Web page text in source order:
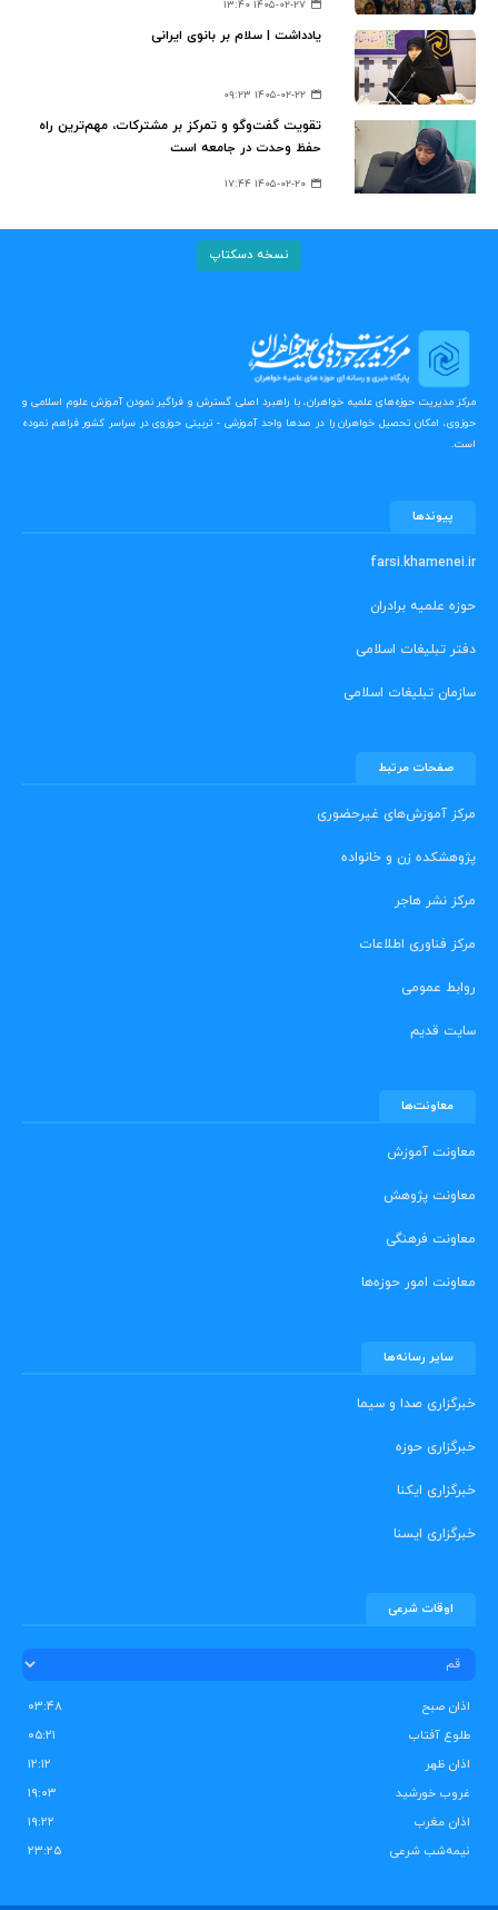
۱۴۰۵-۰۲-۲۷ ۱۳:۴۰
یادداشت | سلام بر بانوی ایرانی
۱۴۰۵-۰۲-۲۲ ۰۹:۲۳
تقویت گفت‌وگو و تمرکز بر مشترکات، مهم‌ترین راه
حفظ وحدت در جامعه است
۱۴۰۵-۰۲-۲۰ ۱۷:۴۴
نسخه دسکتاپ
مرکز مدیریت حوزه‌های علمیه خواهران، با راهبرد اصلی گسترش و فراگیر نمودن آموزش علوم اسلامی و
حوزوی، امکان تحصیل خواهران را در صدها واحد آموزشی - تربیتی حوزوی در سراسر کشور فراهم نموده
است.
پیوندها
farsi.khamenei.ir
حوزه علمیه برادران
دفتر تبلیغات اسلامی
سازمان تبلیغات اسلامی
صفحات مرتبط
مرکز آموزش‌های غیرحضوری
پژوهشکده زن و خانواده
مرکز نشر هاجر
مرکز فناوری اطلاعات
روابط عمومی
سایت قدیم
معاونت‌ها
معاونت آموزش
معاونت پژوهش
معاونت فرهنگی
معاونت امور حوزه‌ها
سایر رسانه‌ها
خبرگزاری صدا و سیما
خبرگزاری حوزه
خبرگزاری ایکنا
خبرگزاری ایسنا
اوقات شرعی
اذان صبح
۰۳:۴۸
طلوع آفتاب
۰۵:۲۱
اذان ظهر
۱۲:۱۲
غروب خورشید
۱۹:۰۳
اذان مغرب
۱۹:۲۲
نیمه‌شب شرعی
۲۳:۲۵